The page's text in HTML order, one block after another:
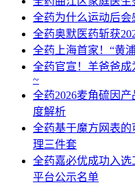
全药为什么运动后
全药奥默医药斩获
全药上海首家！“黄
全药官宣！羊爸爸
~
全药2026麦角硫因
度解析
全药基于魔方网表的
理三件套
全药嘉必优成功入
平台公示名单